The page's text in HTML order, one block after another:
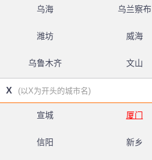
乌海 乌兰察布
潍坊 威海
乌鲁木齐 文山
X (以X为开头的城市名)
宣城 厦门
信阳 新乡